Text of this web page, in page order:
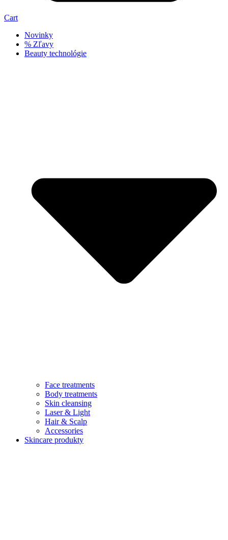
Cart
Novinky
% Zľavy
Beauty technológie
Face treatments
Body treatments
Skin cleansing
Laser & Light
Hair & Scalp
Accessories
Skincare produkty